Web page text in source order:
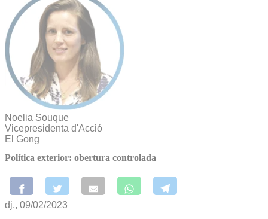
Noelia Souque
Vicepresidenta d'Acció
El Gong
Política exterior: obertura controlada
dj., 09/02/2023